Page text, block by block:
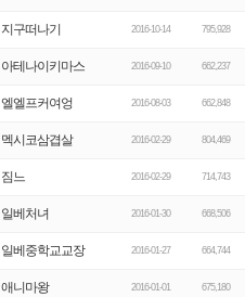
지구떠나기 2016-10-14 795,928
아테나이키마스 2016-09-10 662,237
엘엘프커여엉 2016-08-03 662,848
멕시코삼겹살 2016-02-29 804,469
짐느 2016-02-29 714,743
일베처녀 2016-01-30 668,506
일베중학교교장 2016-01-27 664,744
애니마왕 2016-01-01 675,180